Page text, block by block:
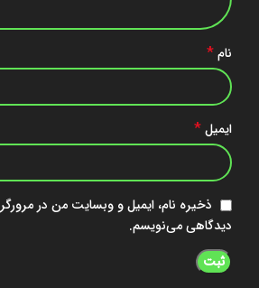
نام*
ایمیل*
ذخیره نام، ایمیل و وبسایت من در مرورگر
دیدگاهی می‌نویسم.